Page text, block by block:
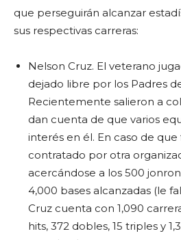
que perseguirán alcanzar
sus respectivas carreras:
Nelson Cruz. El veterano
dejado libre por los Padres
Recientemente salieron a
dan cuenta de que varios
interés en él. En caso de
contratado por otra
acercándose a los 500
4,000 bases alcanzadas (le
Cruz cuenta con 1,090
hits, 372 dobles, 15 triples y